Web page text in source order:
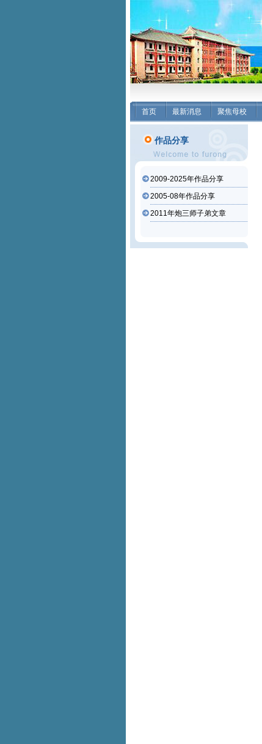
首页 最新消息 聚焦母校
作品分享
2009-2025年作品分享
2005-08年作品分享
2011年炮三师子弟文章